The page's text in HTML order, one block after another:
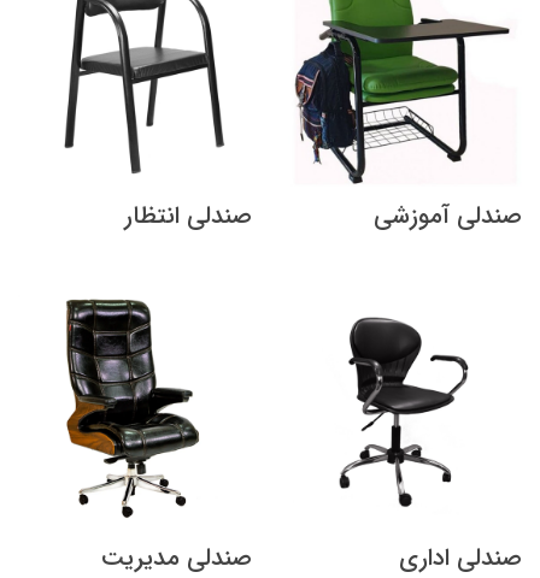
صندلی آموزشی صندلی انتظار
صندلی اداری صندلی مدیریت